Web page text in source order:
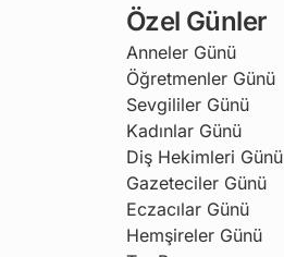
Özel Günler
Anneler Günü
Öğretmenler Günü
Sevgililer Günü
Kadınlar Günü
Diş Hekimleri Günü
Gazeteciler Günü
Eczacılar Günü
Hemşireler Günü